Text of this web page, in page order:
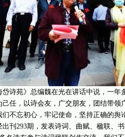
诗苑》总编魏在光在讲话中说，一年
任，以诗会友，广交朋友，团结带领
不忘初心，牢记使命，坚持正确的舆
刊293期，发表诗词、曲赋、楹联、